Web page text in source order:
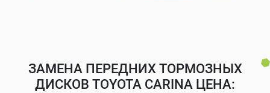
ЗАМЕНА ПЕРЕДНИХ ТОРМОЗНЫХ
ДИСКОВ TOYOTA CARINA ЦЕНА: